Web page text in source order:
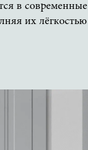
в
их